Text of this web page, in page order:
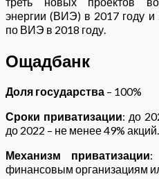
энергии (ВИЭ) в 2017 году
по ВИЭ в 2018 году.
Ощадбанк
Доля государства – 100%
Сроки приватизации: до
до 2022 – не менее 49% акций.
Механизм приватизации:
финансовым организациям